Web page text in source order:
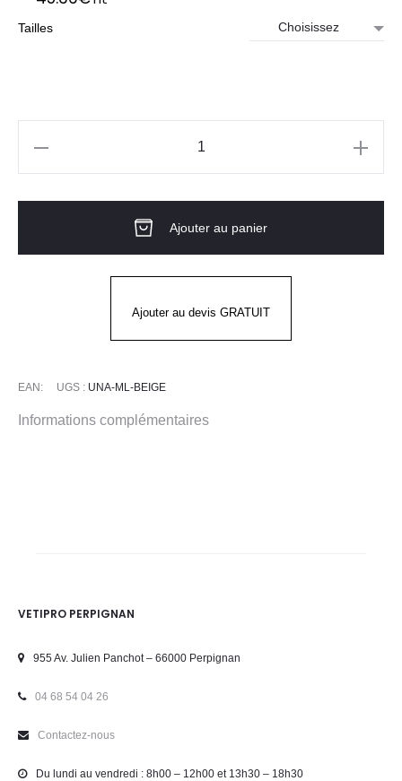
Tailles
UNA
Ajouter au panier
Ajouter au devis GRATUIT
EAN: UGS : UNA-ML-BEIGE
Informations complémentaires
VETIPRO PERPIGNAN
955 Av. Julien Panchot – 66000 Perpignan
04 68 54 04 26
Contactez-nous
Du lundi au vendredi : 8h00 – 12h00 et 13h30 – 18h30